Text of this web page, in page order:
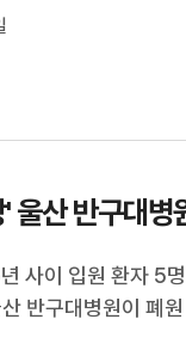
을 넣으려는 차량
울산 반구대병
사이 입원 환자 5
반구대병원이 폐